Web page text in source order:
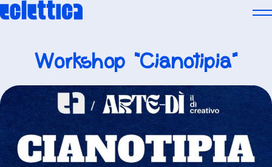
Skip
to
Workshop “Cianotipia”